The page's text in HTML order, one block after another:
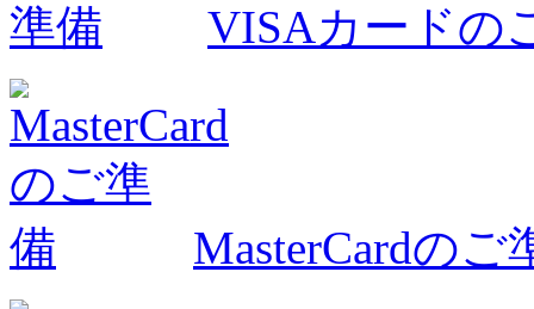
VISAカードの
MasterCardのご